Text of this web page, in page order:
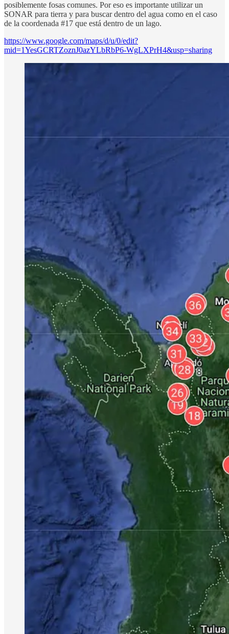
posiblemente fosas comunes. Por eso es importante utilizar un
SONAR para tierra y para buscar dentro del agua como en el caso
de la coordenada #17 que está dentro de un lago.
https://www.google.com/maps/d/u/0/edit?
mid=1YesGCRTZoznJ0azYLbRbP6-WgLXPrH4&usp=sharing